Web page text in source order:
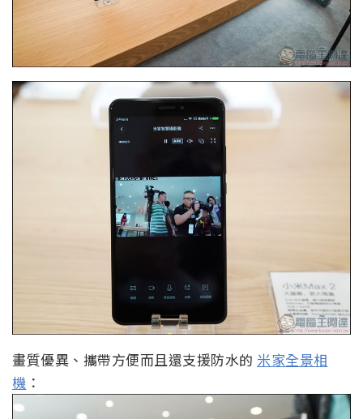
畫質優異、攜帶方便而且還支援防水的 米家全景相
機 ：